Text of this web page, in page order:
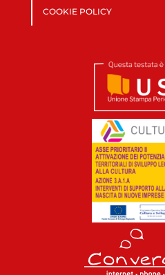
COOKIE POLICY